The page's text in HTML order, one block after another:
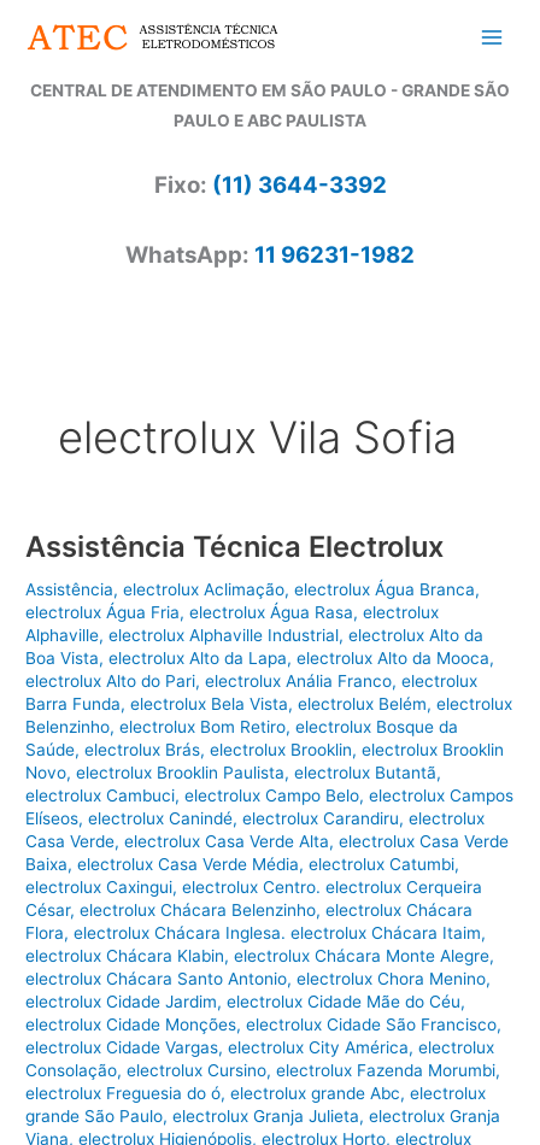
para
conteúdo
CENTRAL DE ATENDIMENTO EM SÃO PAULO - GRANDE SÃO
PAULO E ABC PAULISTA
Fixo: (11) 3644-3392
WhatsApp: 11 96231-1982
electrolux Vila Sofia
Assistência Técnica Electrolux
Assistência,electrolux Aclimação,electrolux Água Branca,
electrolux Água Fria,electrolux Água Rasa,electrolux
Alphaville,electrolux Alphaville Industrial,electrolux Alto da
Boa Vista,electrolux Alto da Lapa,electrolux Alto da Mooca,
electrolux Alto do Pari,electrolux Anália Franco,electrolux
Barra Funda,electrolux Bela Vista,electrolux Belém,electrolux
Belenzinho,electrolux Bom Retiro,electrolux Bosque da
Saúde,electrolux Brás,electrolux Brooklin,electrolux Brooklin
Novo,electrolux Brooklin Paulista,electrolux Butantã,
electrolux Cambuci,electrolux Campo Belo,electrolux Campos
Elíseos,electrolux Canindé,electrolux Carandiru,electrolux
Casa Verde,electrolux Casa Verde Alta,electrolux Casa Verde
Baixa,electrolux Casa Verde Média,electrolux Catumbi,
electrolux Caxingui,electrolux Centro. electrolux Cerqueira
César,electrolux Chácara Belenzinho,electrolux Chácara
Flora,electrolux Chácara Inglesa. electrolux Chácara Itaim,
electrolux Chácara Klabin,electrolux Chácara Monte Alegre,
electrolux Chácara Santo Antonio,electrolux Chora Menino,
electrolux Cidade Jardim,electrolux Cidade Mãe do Céu,
electrolux Cidade Monções,electrolux Cidade São Francisco,
electrolux Cidade Vargas,electrolux City América,electrolux
Consolação,electrolux Cursino,electrolux Fazenda Morumbi,
electrolux Freguesia do ó,electrolux grande Abc,electrolux
grande São Paulo,electrolux Granja Julieta,electrolux Granja
Viana,electrolux Higienópolis,electrolux Horto,electrolux